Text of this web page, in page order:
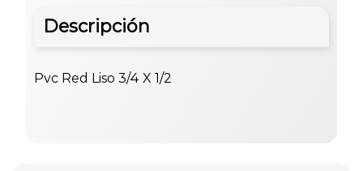
Descripción
Pvc Red Liso 3/4 X 1/2